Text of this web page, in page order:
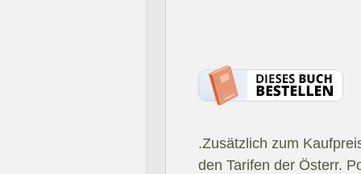
.Zusätzlich zum
den Tarifen der Österr.